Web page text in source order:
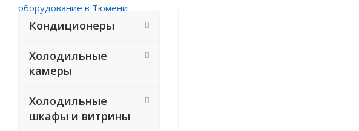
Кондиционеры
Холодильные
камеры
Холодильные
шкафы и витрины